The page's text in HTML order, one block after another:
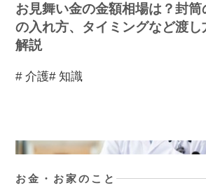
お見舞い金の金額相場は？封
の入れ方、タイミングなど渡し
解説
# 介護# 知識
お金・お家のこと